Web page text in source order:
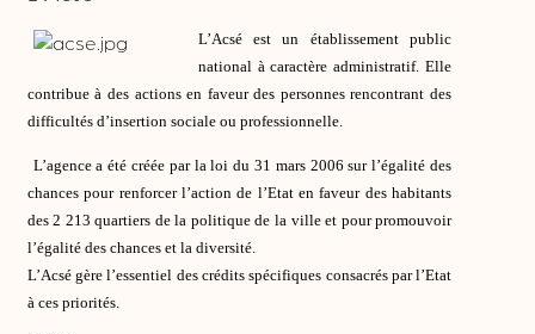
L’Acsé est un établissement public
national à caractère administratif. Elle
contribue à des actions en faveur des personnes rencontrant des
difficultés d’insertion sociale ou professionnelle.
L’agence a été créée par la loi du 31 mars 2006 sur l’égalité des
chances pour renforcer l’action de l’Etat en faveur des habitants
des 2 213 quartiers de la politique de la ville et pour promouvoir
l’égalité des chances et la diversité.
L’Acsé gère l’essentiel des crédits spécifiques consacrés par l’Etat
à ces priorités.